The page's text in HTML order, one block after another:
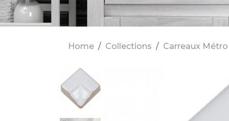
Home Collections Carreaux Métro